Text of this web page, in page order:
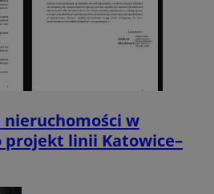
nieruchomości w
projekt linii Katowice–